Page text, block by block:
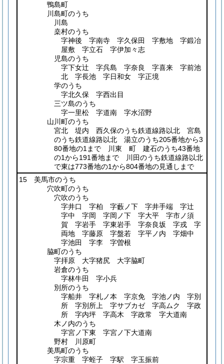
鴨島町
川島町のうち
川島
桒村のうち
字神後 字南寺 字久保田 字敷地 字鍛冶
屋敷 字立石 字伊加々志
児島のうち
字下女辻 字呉島 字奈良 字喜来 字前池
北 字長池 字日和女 字正境
学のうち
字北久保 字西出目
三ツ島のうち
字一里松 字道南 字水沼野
山川町のうち
宮北 堤内 西久保のうち鉄道線路以北 宮島
のうち鉄道線路以北 湯立のうち205番地から3
80番地の1まで 川東 町 建石のうち43番地
の1から191番地まで 川田のうち鉄道線路以北
で東は773番地の1から804番地の見通しまで
15 美馬市のうち
穴吹町のうち
穴吹のうち
字井口 字柏 字藪ノ下 字井手端 字辻
字中 字岡 字岡ノ下 字大平 字市ノ須
賀 字岩手 字東岩手 字奈良坂 字戎 字
両地 字藤原 字盤若 字平ノ内 字畑中
字池田 字李 字曽根
脇町のうち
字拝原 大字猪尻 大字脇町
岩倉のうち
字林牛田 字小兵
別所のうち
字船井 字札ノ本 字京免 字池ノ内 字別
所 字別所上 字サブカゼ 字高ムク 字政
所 字内坪 字高木 字政常 字大道南
木ノ内のうち
字宮ノ下東 字宮ノ下大道南
野村 川原町
美馬町のうち
字宗重 字蛭子 字駅 字玉振前